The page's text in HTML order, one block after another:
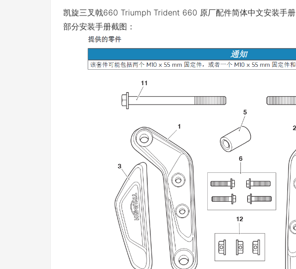
凯旋三叉戟660 Triumph Trident 660 原厂配件简体中文安装手册
部分安装手册截图：